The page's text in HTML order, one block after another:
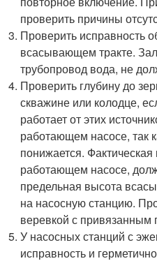
проверить причины
Проверить исправность
всасывающем тракте.
трубопровод вода, не
Проверить глубину до
скважине или колодце,
работает от этих
работающем насосе, так
понижается.
работающем насосе,
предельная высота
на насосную станцию.
веревкой с привязанным
У насосных станций с
исправность и